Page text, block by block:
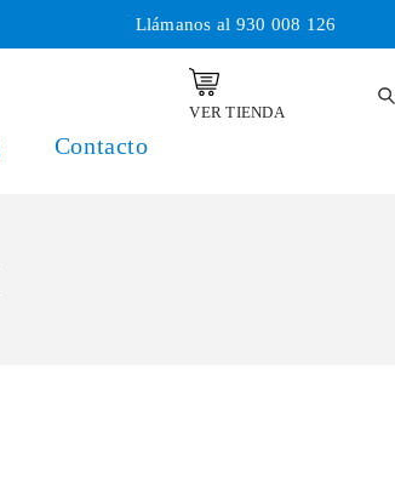
Llámanos al 930 008 126
Contacto
VER TIENDA